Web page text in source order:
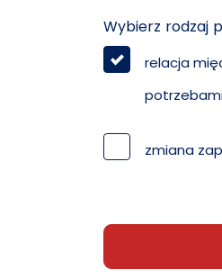
Wybierz rodzaj
relacja
zmiana